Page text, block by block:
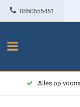
0850655451
Alles op